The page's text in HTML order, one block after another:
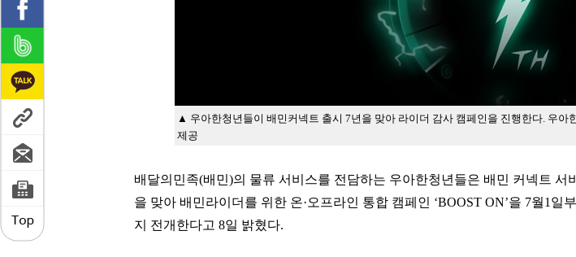
▲ 우아한청년들이 배민커넥트 출시 7년을 맞아 라이더 감사 캠페인을 진행한다. 우아
제공
배달의민족(배민)의 물류 서비스를 전담하는 우아한청년들은 배민 커넥트 서
을 맞아 배민라이더를 위한 온·오프라인 통합 캠페인 ‘BOOST ON’을 7월1일
지 전개한다고 8일 밝혔다.